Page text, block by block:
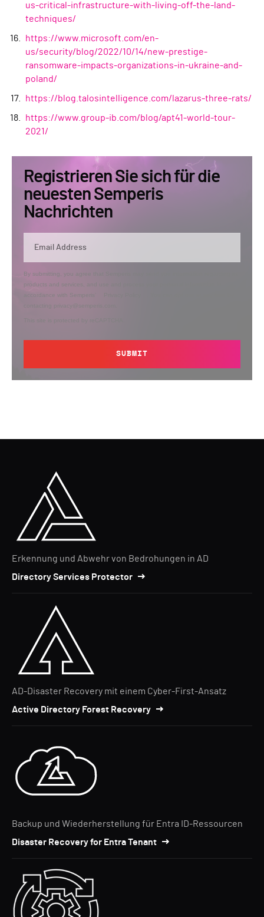
us-critical-infrastructure-with-living-off-the-land-
techniques/
https://www.microsoft.com/en-
us/security/blog/2022/10/14/new-prestige-
ransomware-impacts-organizations-in-ukraine-and-
poland/
https://blog.talosintelligence.com/lazarus-three-rats/
https://www.group-ib.com/blog/apt41-world-tour-
2021/
Registrieren Sie sich für die
neuesten Semperis
Nachrichten
By submitting, you agree that Semperis may send you information regarding its
products and services, and use and process your personal information in
accordance with Semperis’
contacting privacy@semperis.com.
SUBMIT
Erkennung und Abwehr von Bedrohungen in AD
Directory Services Protector
AD-Disaster Recovery mit einem Cyber-First-Ansatz
Active Directory Forest Recovery
Backup und Wiederherstellung für Entra ID-Ressourcen
Disaster Recovery for Entra Tenant